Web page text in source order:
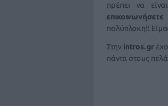
πρέπει να
επικοινωνήσετε
πολύπλοκη!!
Στην intros.gr
πάντα στους